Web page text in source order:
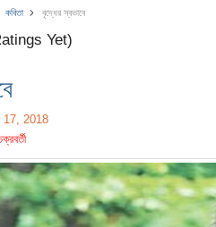
কবিতা বৃদ্ধের স্বভাবে
Yet)
17, 2018